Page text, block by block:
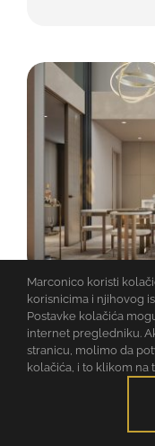
VILLA VISTA
SAZNAJ
Marconico koristi
korisnicima i njihovog
Postavke kolačića
internet pregledniku.
stranicu, molimo da
kolačića, i to klikom na